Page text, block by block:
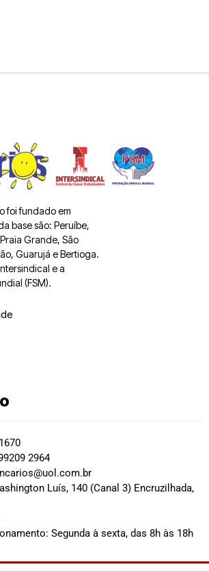
foi fundado em
base são: Peruíbe,
Grande, São
Guarujá e Bertioga.
e a
(FSM).
2964
Luís, 140 (Canal 3) Encruzilhada,
Segunda à sexta, das 8h às 18h